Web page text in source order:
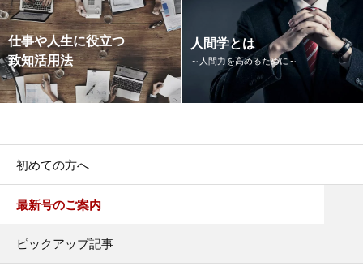
仕事や人生に役立つ
致知活用法
人間学とは
～人間力を高めるために～
初めての方へ
最新号のご案内
ピックアップ記事